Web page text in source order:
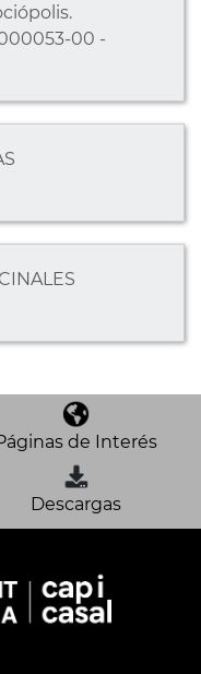
00 -
de Interés
Descargas